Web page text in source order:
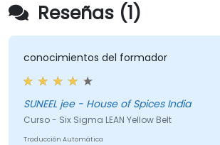
Reseñas (1)
conocimientos del formador
SUNEEL jee - House of Spices India
Curso - Six Sigma LEAN Yellow Belt
Traducción Automática